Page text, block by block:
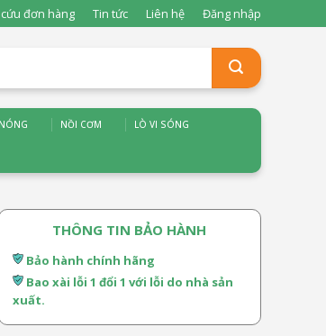
đơn hàng Tin tức Liên hệ Đăng nhập
NỒI CƠM LÒ VI SÓNG
THÔNG TIN BẢO HÀNH
Bảo hành chính hãng
Bao xài lỗi 1 đổi 1 với lỗi do nhà sản
xuất.